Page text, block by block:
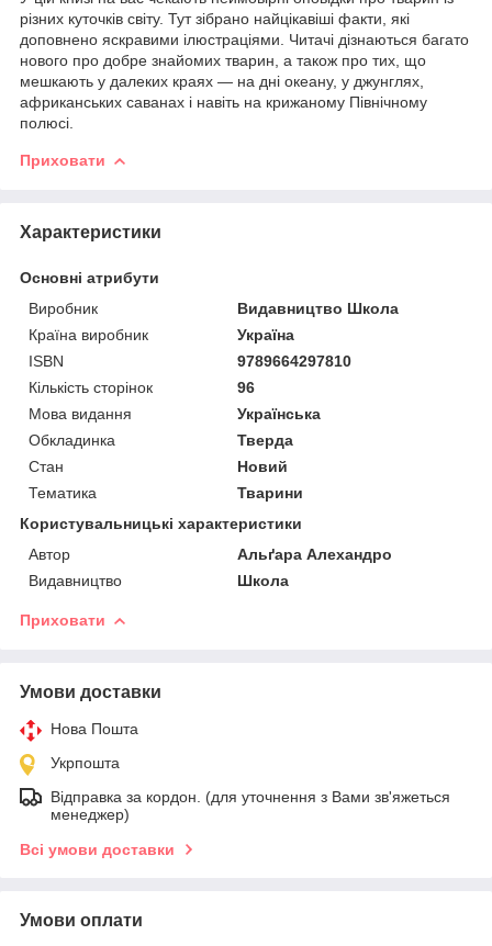
різних куточків світу. Тут зібрано найцікавіші факти, які
доповнено яскравими ілюстраціями. Читачі дізнаються багато
нового про добре знайомих тварин, а також про тих, що
мешкають у далеких краях — на дні океану, у джунглях,
африканських саванах і навіть на крижаному Північному
полюсі.
Приховати
Характеристики
Основні атрибути
Виробник
Видавництво Школа
Країна виробник
Україна
ISBN
9789664297810
Кількість сторінок
96
Мова видання
Українська
Обкладинка
Тверда
Стан
Новий
Тематика
Тварини
Користувальницькі характеристики
Автор
Альґара Алехандро
Видавництво
Школа
Приховати
Умови доставки
Нова Пошта
Укрпошта
Відправка за кордон. (для уточнення з Вами зв'яжеться
менеджер)
Всі умови доставки
Умови оплати